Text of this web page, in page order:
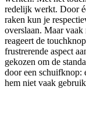
redelijk werkt. Door
raken kun je
overslaan. Maar vaak
reageert de
frustrerende aspect
gekozen om de
door een schuifknop:
hem niet vaak